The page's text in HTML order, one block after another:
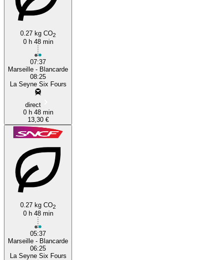
0.27 kg CO2
0 h 48 min
07:37
Marseille - Blancarde
08:25
La Seyne Six Fours
direct
0 h 48 min
13,30 €
0.27 kg CO2
0 h 48 min
05:37
Marseille - Blancarde
06:25
La Seyne Six Fours